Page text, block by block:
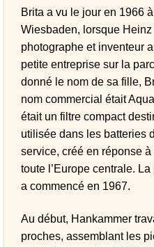
Brita a vu le jour en 1966
Wiesbaden, lorsque
photographe et inventeur
petite entreprise sur la
donné le nom de sa fille,
nom commercial était
était un filtre compact
utilisée dans les batteries
service, créé en réponse
toute l’Europe centrale.
a commencé en 1967.
Au début, Hankammer
proches, assemblant les